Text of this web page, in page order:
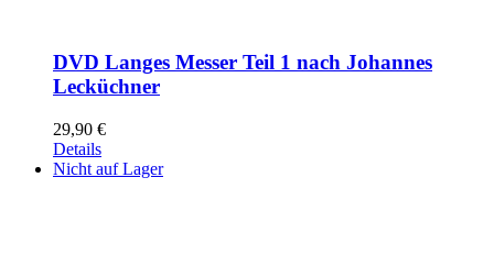
DVD Langes Messer Teil 1 nach Johannes
Lecküchner
29,90 €
Details
Nicht auf Lager